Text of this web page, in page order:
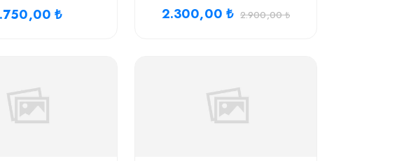
₺ 2.300,00 ₺ 2.900,00 ₺